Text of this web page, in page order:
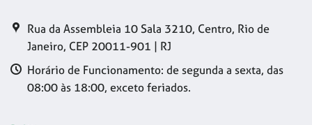
Rua da Assembleia 10 Sala 3210, Centro, Rio de
Janeiro, CEP 20011-901 | RJ
Horário de Funcionamento: de segunda a sexta, das
08:00 às 18:00, exceto feriados.